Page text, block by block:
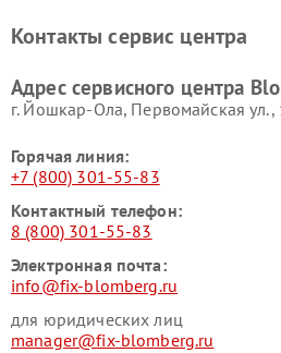
Контакты сервис центра
Адрес сервисного центра
г. Йошкар-Ола, Первомайская ул.,
Горячая линия:
+7 (800) 301-55-83
Контактный телефон:
8 (800) 301-55-83
Электронная почта:
info@fix-blomberg.ru
для юридических лиц
manager@fix-blomberg.ru